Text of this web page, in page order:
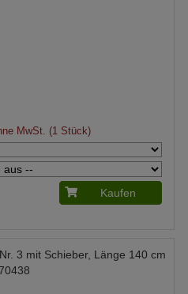
MwSt. (1 Stück)
Kaufen
3 mit Schieber, Länge 140 cm